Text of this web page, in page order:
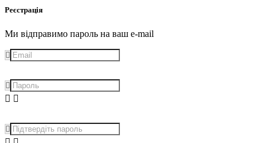
Реєстрація
Ми відправимо пароль на ваш e-mail